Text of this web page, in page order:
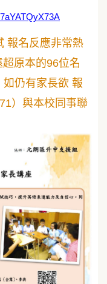
報名反應非常熱
原本的96位名
仍有家長欲 報
）與本校同事聯